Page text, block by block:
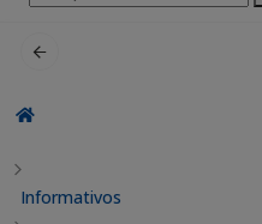
por:
Informativos